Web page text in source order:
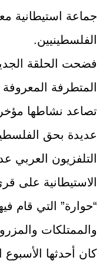
جماعة استيطانية
الفلسطينيين.
فضحت الحلقة
المتطرفة
تصاعد نشاطها مؤخرا
عديدة بحق
التلفزيون العربي
الاستيطانية على
“حوارة” التي قام
والممتلكات
كان أحدثها